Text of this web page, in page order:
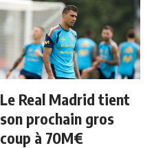
Le Real Madrid tient
son prochain gros
coup à 70M€